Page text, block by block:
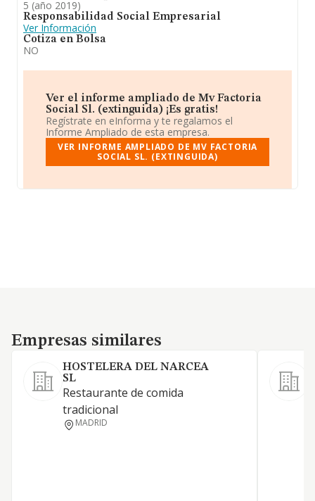
5 (año 2019)
Responsabilidad Social Empresarial
Ver Información
Cotiza en Bolsa
NO
Ver el informe ampliado de Mv Factoria
Social Sl. (extinguida) ¡Es gratis!
Regístrate en eInforma y te regalamos el
Informe Ampliado de esta empresa.
VER INFORME AMPLIADO DE MV FACTORIA
SOCIAL SL. (EXTINGUIDA)
Empresas similares
Empresas similares
HOSTELERA DEL NARCEA
SL
Restaurante de comida
tradicional
MADRID